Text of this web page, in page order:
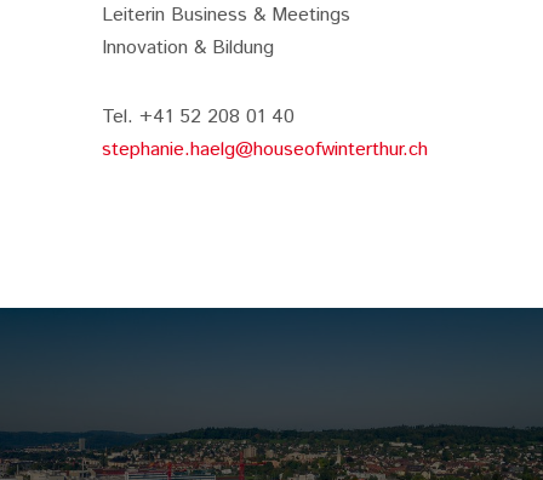
Leiterin Business & Meetings
Innovation & Bildung
Tel. +41 52 208 01 40
stephanie.haelg@houseofwinterthur.ch